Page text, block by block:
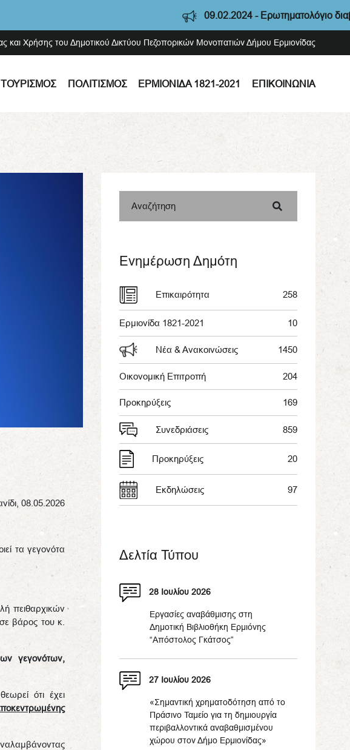
09.02.2024 - Ερωτηματολόγιο
και Χρήσης του Δημοτικού Δικτύου Πεζοπορικών Μονοπατιών Δήμου Ερμιονίδας
ΤΟΥΡΙΣΜΌΣ ΠΟΛΙΤΙΣΜΌΣ ΕΡΜΙΟΝΊΔΑ 1821-2021 ΕΠΙΚΟΙΝΩΝΊΑ
08.05.2026
τα γεγονότα
πειθαρχικών
βάρος του κ.
γεγονότων,
ότι έχει
Αναζήτηση
Ενημέρωση Δημότη
Επικαιρότητα 258
Ερμιονίδα 1821-2021 10
Νέα & Ανακοινώσεις 1450
Οικονομική Επιτροπή 204
Προκηρύξεις 169
Συνεδριάσεις 859
Προκηρύξεις 20
Εκδηλώσεις 97
Δελτία Τύπου
28 Ιουλίου 2026
Εργασίες αναβάθμισης στη
Δημοτική Βιβλιοθήκη Ερμιόνης
“Απόστολος Γκάτσος”
27 Ιουλίου 2026
«Σημαντική χρηματοδότηση από το
Πράσινο Ταμείο για τη δημιουργία
περιβαλλοντικά αναβαθμισμένου
χώρου στον Δήμο Ερμιονίδας»